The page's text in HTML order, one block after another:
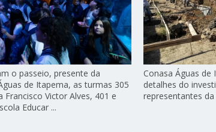
o passeio, presente da
de Itapema, as turmas 305
Francisco Victor Alves, 401 e
Educar ...
Conasa Águas de
detalhes do
representantes